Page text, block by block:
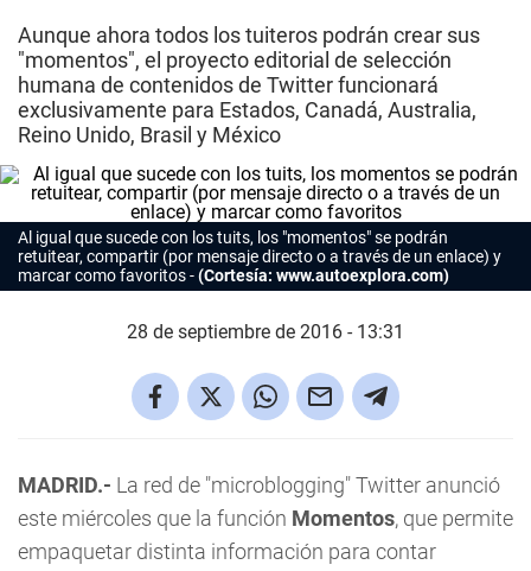
Aunque ahora todos los tuiteros podrán crear sus
"momentos", el proyecto editorial de selección
humana de contenidos de Twitter funcionará
exclusivamente para Estados, Canadá, Australia,
Reino Unido, Brasil y México
Al igual que sucede con los tuits, los "momentos" se podrán
retuitear, compartir (por mensaje directo o a través de un enlace) y
marcar como favoritos
(Cortesía: www.autoexplora.com)
28 de septiembre de 2016 - 13:31
MADRID.- La red de "microblogging" Twitter anunció
este miércoles que la función Momentos, que permite
empaquetar distinta información para contar